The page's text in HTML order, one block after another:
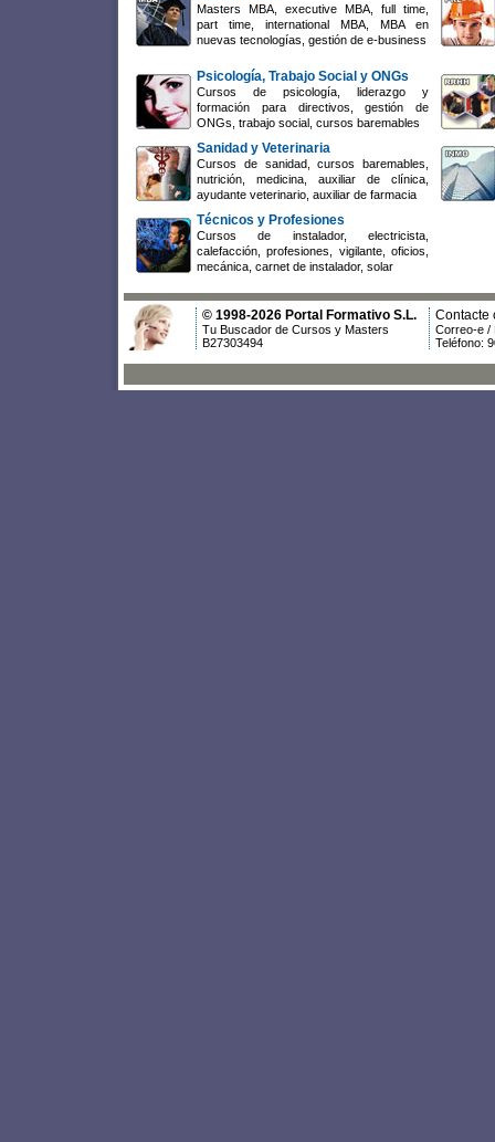
Masters MBA, executive MBA, full time,
part time, international MBA, MBA en
nuevas tecnologías, gestión de e-business
Psicología, Trabajo Social y ONGs
Cursos de psicología, liderazgo y
formación para directivos, gestión de
ONGs, trabajo social, cursos baremables
Sanidad y Veterinaria
Cursos de sanidad, cursos baremables,
nutrición, medicina, auxiliar de clínica,
ayudante veterinario, auxiliar de farmacia
Técnicos y Profesiones
Cursos de instalador, electricista,
calefacción, profesiones, vigilante, oficios,
mecánica, carnet de instalador, solar
© 1998-2026 Portal Formativo S.L.
Tu Buscador de Cursos y Masters
B27303494
Contacte
Correo-e /
Teléfono: